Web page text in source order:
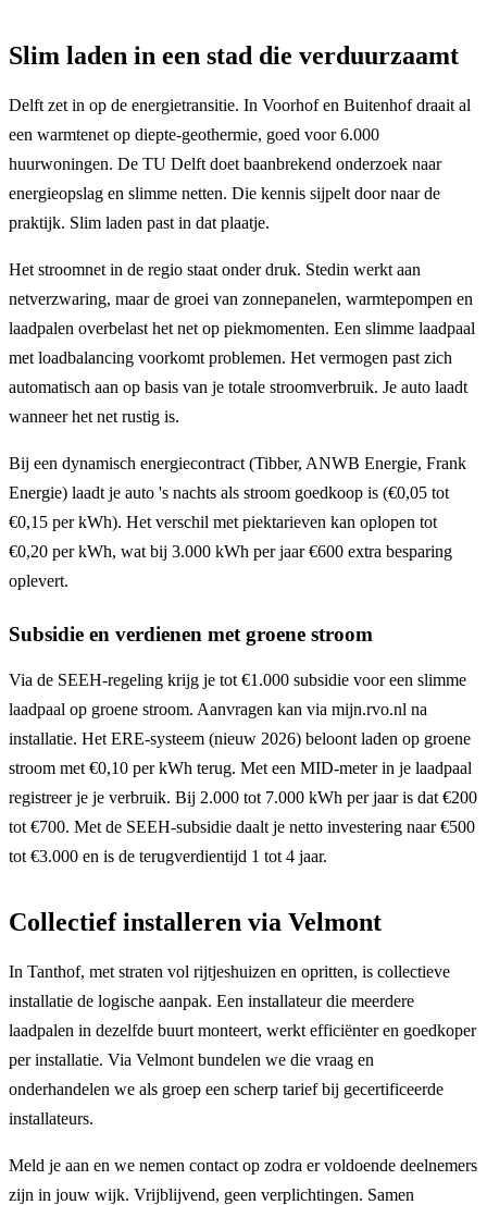
Slim laden in een stad die verduurzaamt
Delft zet in op de energietransitie. In Voorhof en Buitenhof draait al
een warmtenet op diepte-geothermie, goed voor 6.000
huurwoningen. De TU Delft doet baanbrekend onderzoek naar
energieopslag en slimme netten. Die kennis sijpelt door naar de
praktijk. Slim laden past in dat plaatje.
Het stroomnet in de regio staat onder druk. Stedin werkt aan
netverzwaring, maar de groei van zonnepanelen, warmtepompen en
laadpalen overbelast het net op piekmomenten. Een slimme laadpaal
met loadbalancing voorkomt problemen. Het vermogen past zich
automatisch aan op basis van je totale stroomverbruik. Je auto laadt
wanneer het net rustig is.
Bij een dynamisch energiecontract (Tibber, ANWB Energie, Frank
Energie) laadt je auto 's nachts als stroom goedkoop is (€0,05 tot
€0,15 per kWh). Het verschil met piektarieven kan oplopen tot
€0,20 per kWh, wat bij 3.000 kWh per jaar €600 extra besparing
oplevert.
Subsidie en verdienen met groene stroom
Via de SEEH-regeling krijg je tot €1.000 subsidie voor een slimme
laadpaal op groene stroom. Aanvragen kan via mijn.rvo.nl na
installatie. Het ERE-systeem (nieuw 2026) beloont laden op groene
stroom met €0,10 per kWh terug. Met een MID-meter in je laadpaal
registreer je je verbruik. Bij 2.000 tot 7.000 kWh per jaar is dat €200
tot €700. Met de SEEH-subsidie daalt je netto investering naar €500
tot €3.000 en is de terugverdientijd 1 tot 4 jaar.
Collectief installeren via Velmont
In Tanthof, met straten vol rijtjeshuizen en opritten, is collectieve
installatie de logische aanpak. Een installateur die meerdere
laadpalen in dezelfde buurt monteert, werkt efficiënter en goedkoper
per installatie. Via Velmont bundelen we die vraag en
onderhandelen we als groep een scherp tarief bij gecertificeerde
installateurs.
Meld je aan en we nemen contact op zodra er voldoende deelnemers
zijn in jouw wijk. Vrijblijvend, geen verplichtingen. Samen